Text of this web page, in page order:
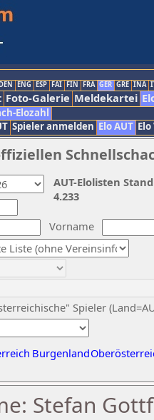
ENG ESP FAI FIN FRA GER GRE INA
Foto-Galerie Meldekartei
Elozahl
Spieler anmelden Elo AUT
Vorname
Spieler
Burgenland
AUT-Elolisten
4.233
Stefan